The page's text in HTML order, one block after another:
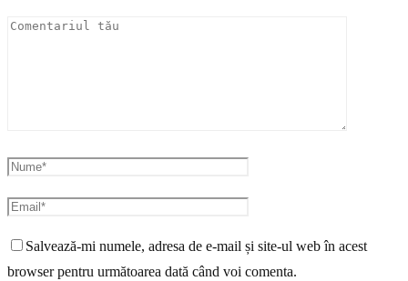
Salvează-mi numele, adresa de e-mail și site-ul web în acest
browser pentru următoarea dată când voi comenta.